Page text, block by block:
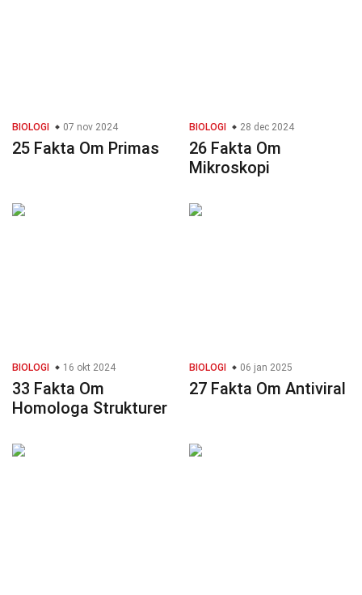
BIOLOGI 07 nov 2024
25 Fakta Om Primas
BIOLOGI 28 dec 2024
26 Fakta Om
Mikroskopi
BIOLOGI 16 okt 2024
33 Fakta Om
Homologa Strukturer
BIOLOGI 06 jan 2025
27 Fakta Om Antiviral